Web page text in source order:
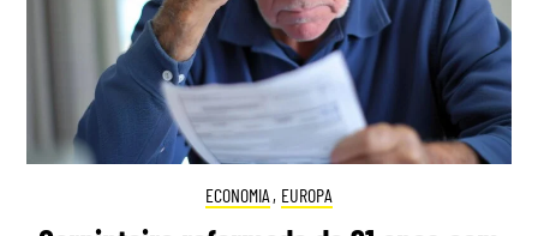
ECONOMIA , EUROPA